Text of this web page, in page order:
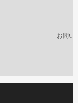
お問い合